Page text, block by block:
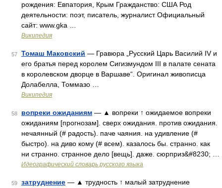
рождения: Евпатория, Крым Гражданство: США Род
деятельности: поэт, писатель, журналист Официальный
сайт: www.gka …
Википедия
57 Томаш Маковский — Гравюра „Русский Царь Василий IV и
его братья перед королем Сигизмундом III в палате сената
в королевском дворце в Варшаве“. Оригинал живописца
Долабелла, Томмазо …
Википедия
58 вопреки ожиданиям — ▲ вопреки ↑ ожидаемое вопреки
ожиданиям [прогнозам]. сверх ожидания. против ожидания.
нечаянный (# радость). паче чаяния. на удивление (#
быстро). на диво кому (# всем). казалось бы. странно. как
ни странно. странное дело [вещь]. даже. сюрприз&#8230; …
Идеографический словарь русского языка
59 затруднение — ▲ трудность ↑ малый затруднение